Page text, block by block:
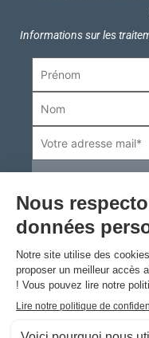
Informations sur les
Boutiques
Informations pratiques
Contact